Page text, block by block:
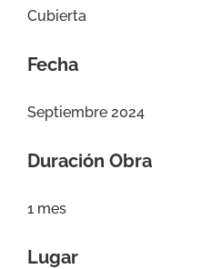
Cubierta
Fecha
Septiembre 2024
Duración Obra
1 mes
Lugar